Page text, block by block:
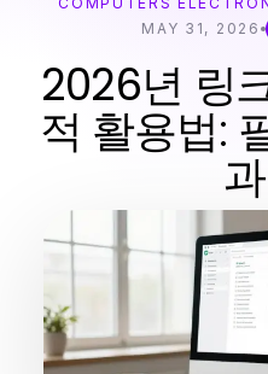
MAY 31, 2026
2026년 링
적 활용법: